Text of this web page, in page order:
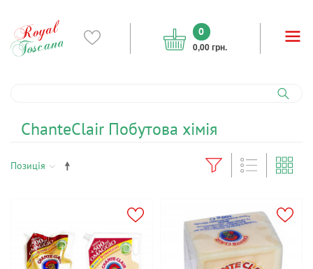
0
0,00 грн.
ChanteClair Побутова хімія
Позиція